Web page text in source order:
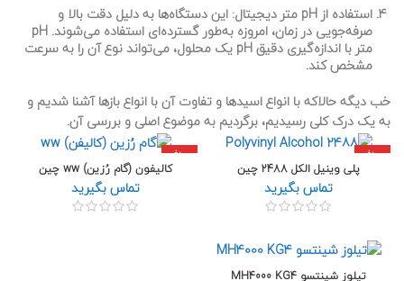
استفاده از pH متر دیجیتال
: این دستگاه‌ها به دلیل دقت بالا و
صرفه‌جویی در زمان، امروزه به‌طور گسترده‌ای استفاده می‌شوند. pH
متر با اندازه‌گیری دقیق pH یک محلول، می‌تواند نوع آن را به سرعت
مشخص کند.
خب دیگه حالاکه با انواع اسیدها و تفاوت آن با انواع بازها آشنا شدیم و
به یک درک کلی رسیدیم، برگردیم به موضوع اصلی و بررسی آن.
داغ
پلی وینیل الکل 2488 چین
تماس بگیرید
داغ
کالیفون (گام رُزین) ww چین
تماس بگیرید
تیلوز شینتسو MH4000 KG4